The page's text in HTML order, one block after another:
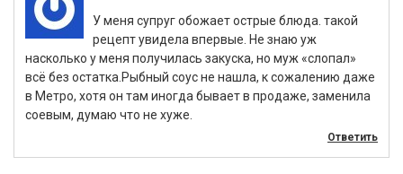
У меня супруг обожает острые блюда. такой
рецепт увидела впервые. Не знаю уж
насколько у меня получилась закуска, но муж «слопал»
всё без остатка.Рыбный соус не нашла, к сожалению даже
в Метро, хотя он там иногда бывает в продаже, заменила
соевым, думаю что не хуже.
Ответить